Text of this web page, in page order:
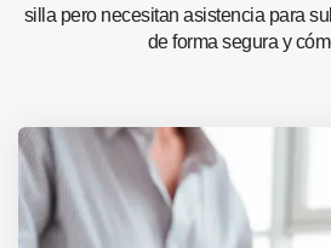
silla pero necesitan asistencia para
de forma segura y